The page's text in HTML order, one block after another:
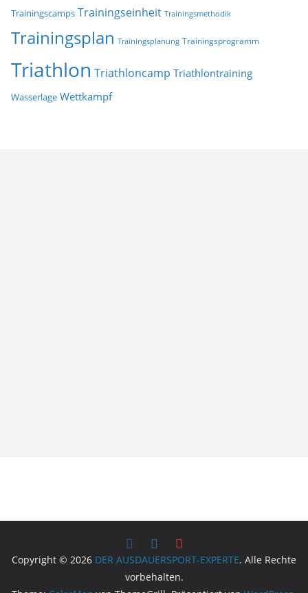
Trainingscamps Trainingseinheit Trainingsmethodik
Trainingsplan Trainingsplanung Trainingsprogramm
Triathlon Triathloncamp Triathlontraining
Wasserlage Wettkampf
Copyright © 2026 DER AUSDAUERSPORT-EXPERTE. Alle Rechte
vorbehalten.